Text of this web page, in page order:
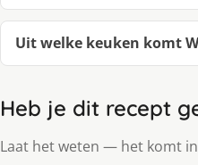
Uit welke keuken komt
Heb je dit recept
Laat het weten — het komt